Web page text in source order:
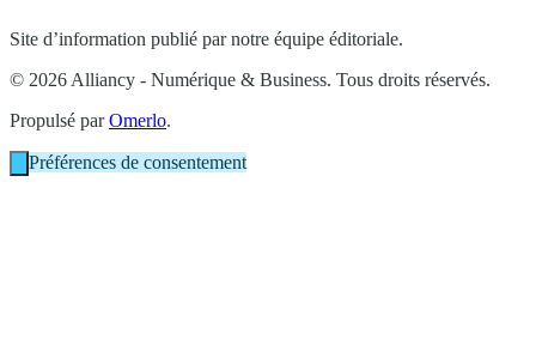
Site d’information publié par notre équipe éditoriale.
© 2026 Alliancy - Numérique & Business. Tous droits réservés.
Propulsé parOmerlo.
Préférences de consentement